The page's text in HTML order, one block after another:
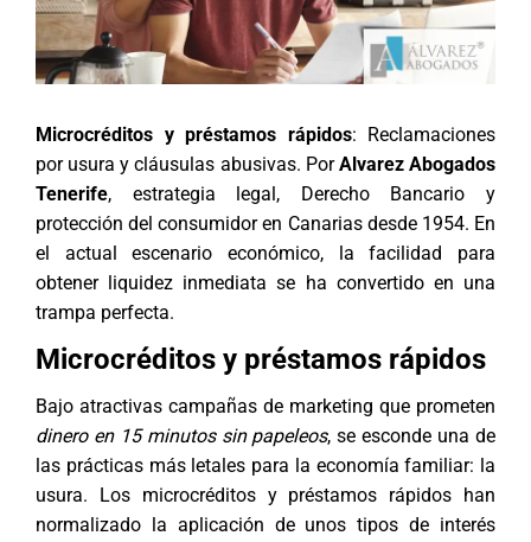
Microcréditos y préstamos rápidos: Reclamaciones
por usura y cláusulas abusivas. PorAlvarez Abogados
Tenerife, estrategia legal, Derecho Bancario y
protección del consumidor en Canarias desde 1954. En
el actual escenario económico, la facilidad para
obtener liquidez inmediata se ha convertido en una
trampa perfecta.
Microcréditos y préstamos rápidos
Bajo atractivas campañas de marketing que prometen
dinero en 15 minutos sin papeleos, se esconde una de
las prácticas más letales para la economía familiar: la
usura. Los microcréditos y préstamos rápidos han
normalizado la aplicación de unos tipos de interés